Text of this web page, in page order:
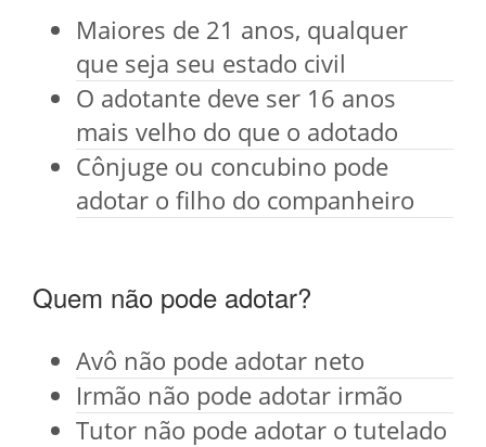
Maiores de 21 anos, qualquer
que seja seu estado civil
O adotante deve ser 16 anos
mais velho do que o adotado
Cônjuge ou concubino pode
adotar o filho do companheiro
Quem não pode adotar?
Avô não pode adotar neto
Irmão não pode adotar irmão
Tutor não pode adotar o tutelado